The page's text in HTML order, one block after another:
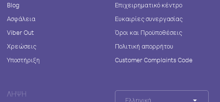
Blog
Ασφάλεια
Viber Out
Χρεώσεις
Υποστήριξη
Επιχειρηματικό κέντρο
Ευκαιρίες συνεργασίας
Όροι και Προϋποθέσεις
Πολιτική απορρήτου
Customer Complaints Code
ΛΉΨΗ
Ελληνικά